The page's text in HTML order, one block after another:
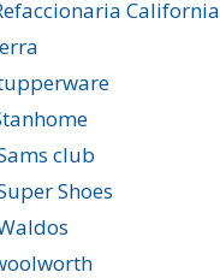
California
club
Shoes